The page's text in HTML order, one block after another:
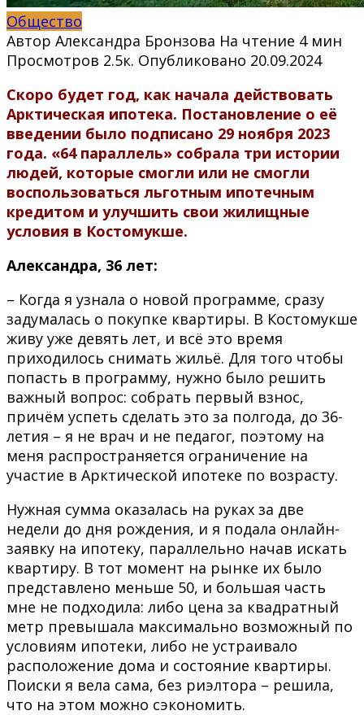
Общество
Автор Александра Бронзова На чтение 4 мин
Просмотров 2.5к. Опубликовано 20.09.2024
Скоро будет год, как начала действовать
Арктическая ипотека. Постановление о её
введении было подписано 29 ноября 2023
года. «64 параллель» собрала три истории
людей, которые смогли или не смогли
воспользоваться льготным ипотечным
кредитом и улучшить свои жилищные
условия в Костомукше.
Александра, 36 лет:
– Когда я узнала о новой программе, сразу
задумалась о покупке квартиры. В Костомукше
живу уже девять лет, и всё это время
приходилось снимать жильё. Для того чтобы
попасть в программу, нужно было решить
важный вопрос: собрать первый взнос,
причём успеть сделать это за полгода, до 36-
летия – я не врач и не педагог, поэтому на
меня распространяется ограничение на
участие в Арктической ипотеке по возрасту.
Нужная сумма оказалась на руках за две
недели до дня рождения, и я подала онлайн-
заявку на ипотеку, параллельно начав искать
квартиру. В тот момент на рынке их было
представлено меньше 50, и большая часть
мне не подходила: либо цена за квадратный
метр превышала максимально возможный по
условиям ипотеки, либо не устраивало
расположение дома и состояние квартиры.
Поиски я вела сама, без риэлтора – решила,
что на этом можно сэкономить.